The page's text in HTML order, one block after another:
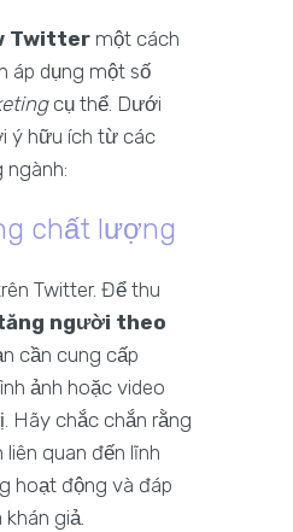
Twitter một cách
áp dụng một số
cụ thể. Dưới
ý hữu ích từ các
ngành:
chất lượng
Twitter. Để thu
người theo
cần cung cấp
ảnh hoặc video
Hãy chắc chắn rằng
liên quan đến lĩnh
hoạt động và đáp
giả.